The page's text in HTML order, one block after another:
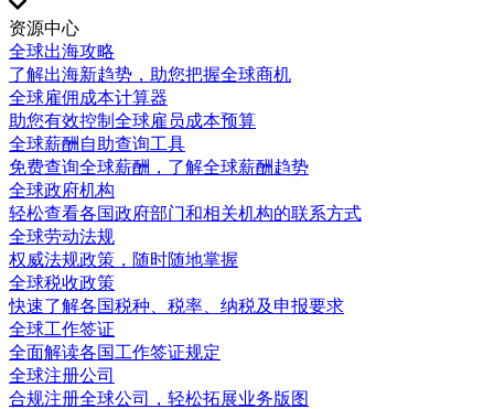
资源中心
全球出海攻略
了解出海新趋势，助您把握全球商机
全球雇佣成本计算器
助您有效控制全球雇员成本预算
全球薪酬自助查询工具
免费查询全球薪酬，了解全球薪酬趋势
全球政府机构
轻松查看各国政府部门和相关机构的联系方式
全球劳动法规
权威法规政策，随时随地掌握
全球税收政策
快速了解各国税种、税率、纳税及申报要求
全球工作签证
全面解读各国工作签证规定
全球注册公司
合规注册全球公司，轻松拓展业务版图